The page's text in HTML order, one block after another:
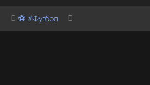
⚽ #Футбол